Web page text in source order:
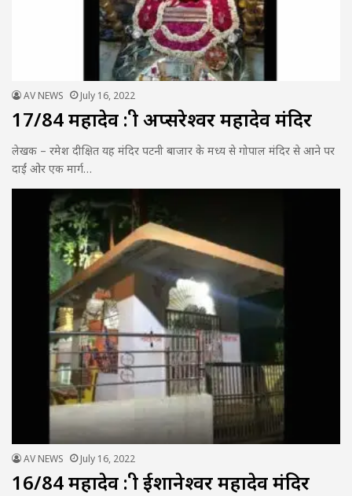
AV NEWS July 16, 2022
17/84 महादेव : श्री अप्सरेश्वर महादेव मंदिर
लेखक – रमेश दीक्षित यह मंदिर पटनी बाजार के मध्य से गोपाल मंदिर से आने पर
दाईं ओर एक मार्ग…
AV NEWS July 16, 2022
16/84 महादेव : श्री ईशानेश्वर महादेव मंदिर